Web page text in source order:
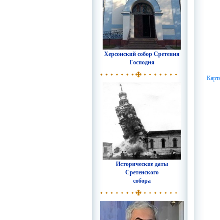
Херсонский собор Сретения
Господня
Исторические даты
Сретенского
собора